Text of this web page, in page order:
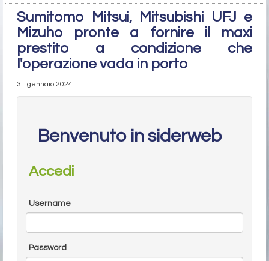
Sumitomo Mitsui, Mitsubishi UFJ e
Mizuho pronte a fornire il maxi
prestito a condizione che
l'operazione vada in porto
31 gennaio 2024
Benvenuto in siderweb
Accedi
Username
Password